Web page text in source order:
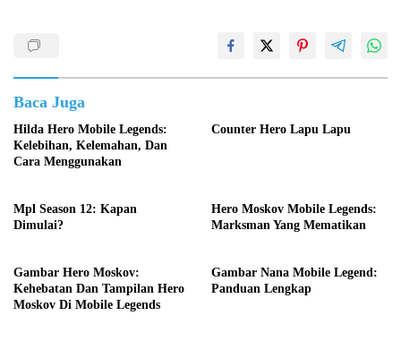
Baca Juga
Hilda Hero Mobile Legends:
Kelebihan, Kelemahan, Dan
Cara Menggunakan
Counter Hero Lapu Lapu
Mpl Season 12: Kapan
Dimulai?
Hero Moskov Mobile Legends:
Marksman Yang Mematikan
Gambar Hero Moskov:
Kehebatan Dan Tampilan Hero
Moskov Di Mobile Legends
Gambar Nana Mobile Legend:
Panduan Lengkap